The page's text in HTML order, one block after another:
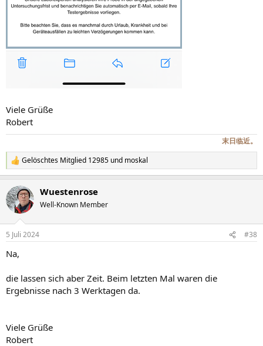
Viele Grüße
Robert
末日临近。
R
e
k
t
i
e
:
Gelöschtes Mitglied 12985 und moskal
Wuestenrose
Well-Known Member
5 Juli 2024 #38
Na,
die lassen sich aber Zeit. Beim letzten Mal waren die
Ergebnisse nach 3 Werktagen da.
Viele Grüße
Robert